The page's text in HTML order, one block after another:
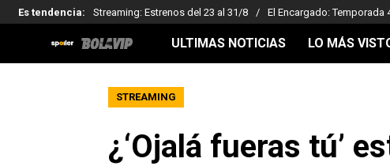
Es tendencia: Streaming: Estrenos del 23 al 31/8 El Encargado: Temporada
ULTIMAS NOTICIAS LO MÁS
STREAMING
¿‘Ojalá fueras tú’